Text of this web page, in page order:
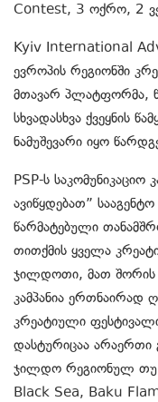
Contest, 3 ოქრო, 2
Kyiv International
ევროპის რეგიონში
მთავარ პლატფორმა,
სხვადასხვა ქვეყნის
ნამუშევარი იყო
PSP-ს საკომუნიკაციო
ავიწყდებათ”
წარმატებული
თითქმის ყველა
ჯილდოთი, მათ შორის
კამპანია ერთნაირად
კრეატიული
დასტურიცაა
ჯილდო რეგიონულ თუ
Black Sea, Baku